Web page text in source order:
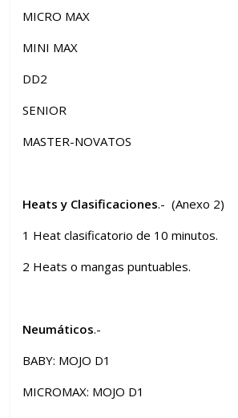
MICRO MAX
MINI MAX
DD2
SENIOR
MASTER-NOVATOS
Heats y Clasificaciones.- (Anexo 2)
1 Heat clasificatorio de 10 minutos.
2 Heats o mangas puntuables.
Neumáticos.-
BABY: MOJO D1
MICROMAX: MOJO D1